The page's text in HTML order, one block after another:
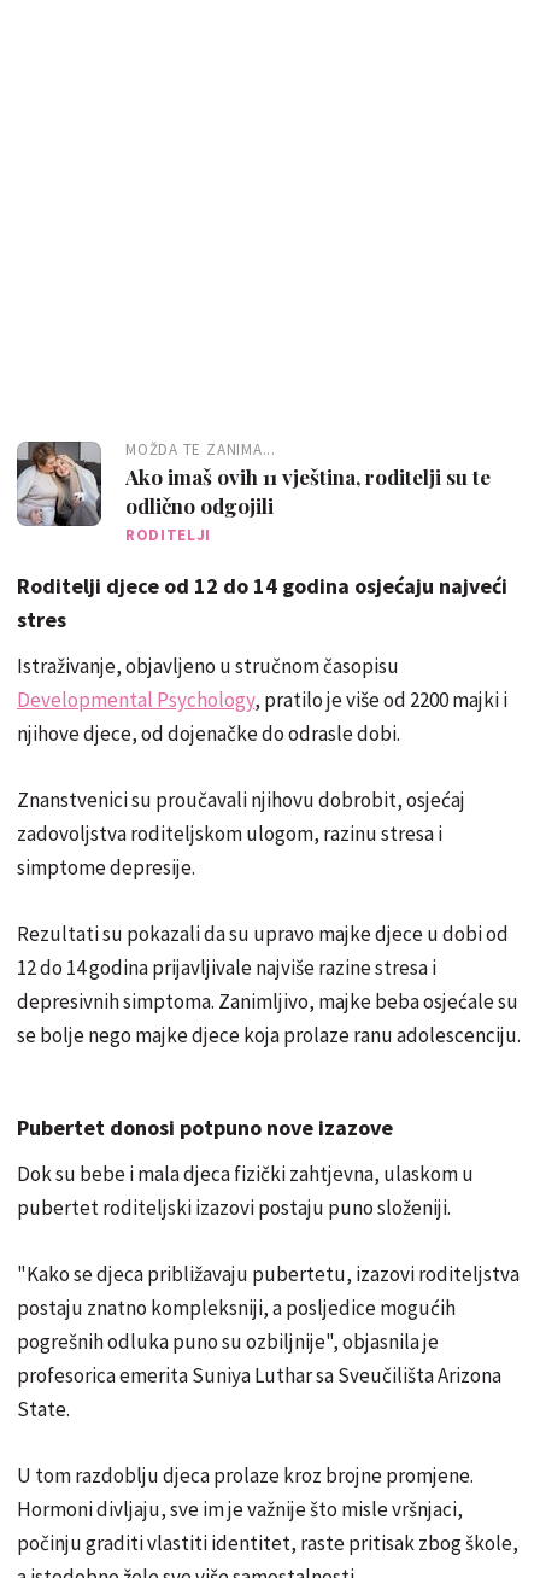
MOŽDA TE ZANIMA...
Ako imaš ovih 11 vještina, roditelji su te
odlično odgojili
RODITELJI
Roditelji djece od 12 do 14 godina osjećaju najveći
stres
Istraživanje, objavljeno u stručnom časopisu
Developmental Psychology, pratilo je više od 2200 majki i
njihove djece, od dojenačke do odrasle dobi.
Znanstvenici su proučavali njihovu dobrobit, osjećaj
zadovoljstva roditeljskom ulogom, razinu stresa i
simptome depresije.
Rezultati su pokazali da su upravo majke djece u dobi od
12 do 14 godina prijavljivale najviše razine stresa i
depresivnih simptoma. Zanimljivo, majke beba osjećale su
se bolje nego majke djece koja prolaze ranu adolescenciju.
Pubertet donosi potpuno nove izazove
Dok su bebe i mala djeca fizički zahtjevna, ulaskom u
pubertet roditeljski izazovi postaju puno složeniji.
"Kako se djeca približavaju pubertetu, izazovi roditeljstva
postaju znatno kompleksniji, a posljedice mogućih
pogrešnih odluka puno su ozbiljnije", objasnila je
profesorica emerita Suniya Luthar sa Sveučilišta Arizona
State.
U tom razdoblju djeca prolaze kroz brojne promjene.
Hormoni divljaju, sve im je važnije što misle vršnjaci,
počinju graditi vlastiti identitet, raste pritisak zbog škole,